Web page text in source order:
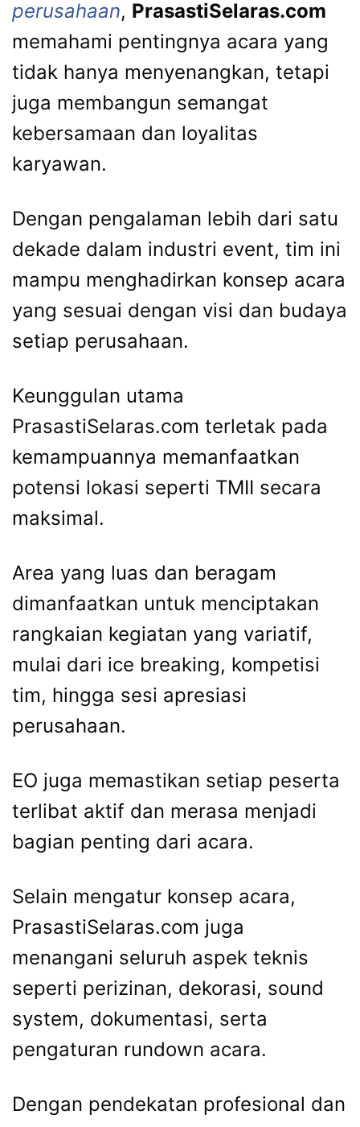
perusahaan, PrasastiSelaras.com
memahami pentingnya acara yang
tidak hanya menyenangkan, tetapi
juga membangun semangat
kebersamaan dan loyalitas
karyawan.
Dengan pengalaman lebih dari satu
dekade dalam industri event, tim ini
mampu menghadirkan konsep acara
yang sesuai dengan visi dan budaya
setiap perusahaan.
Keunggulan utama
PrasastiSelaras.com terletak pada
kemampuannya memanfaatkan
potensi lokasi seperti TMII secara
maksimal.
Area yang luas dan beragam
dimanfaatkan untuk menciptakan
rangkaian kegiatan yang variatif,
mulai dari ice breaking, kompetisi
tim, hingga sesi apresiasi
perusahaan.
EO juga memastikan setiap peserta
terlibat aktif dan merasa menjadi
bagian penting dari acara.
Selain mengatur konsep acara,
PrasastiSelaras.com juga
menangani seluruh aspek teknis
seperti perizinan, dekorasi, sound
system, dokumentasi, serta
pengaturan rundown acara.
Dengan pendekatan profesional dan